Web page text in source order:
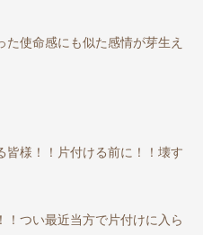
使命感にも似た感情が芽生え
皆様！！片付ける前に！！壊す
！つい最近当方で片付けに入ら